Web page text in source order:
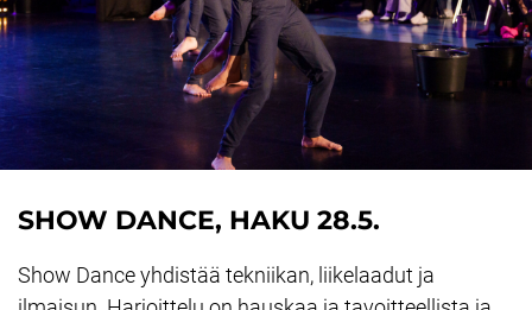
SHOW DANCE, HAKU 28.5.
Show Dance yhdistää tekniikan, liikelaadut ja